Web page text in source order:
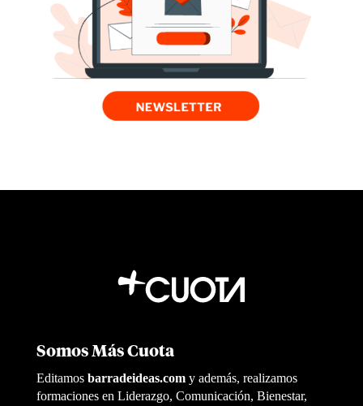
Somos Más Cuota
Editamosbarradeideas.com y además, realizamos
formaciones en Liderazgo, Comunicación, Bienestar,